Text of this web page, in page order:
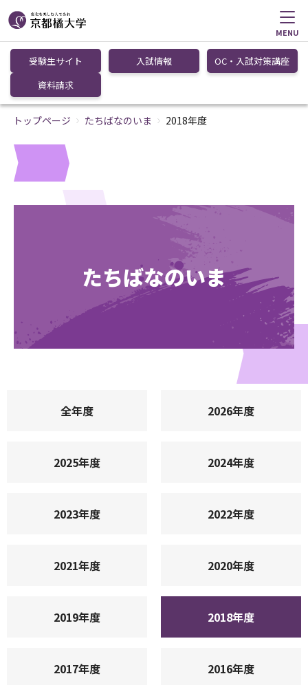
MENU
受験生サイト 入試情報
OC・入試対策講座
資料請求
トップページ たちばなのいま 2018年度
たちばなのいま
全年度 2026年度
2025年度 2024年度
2023年度 2022年度
2021年度 2020年度
2019年度 2018年度
2017年度 2016年度